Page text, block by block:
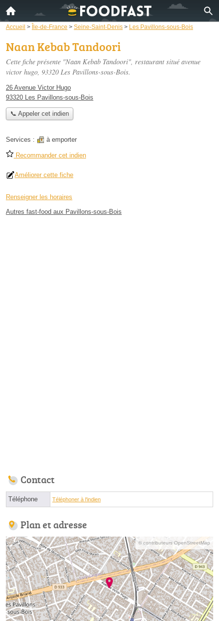
Accueil > Île-de-France > Seine-Saint-Denis > Les Pavillons-sous-Bois
Naan Kebab Tandoori
Cette fiche présente "Naan Kebab Tandoori", restaurant situé avenue
victor hugo, 93320 Les Pavillons-sous-Bois.
26 Avenue Victor Hugo
93320 Les Pavillons-sous-Bois
📞 Appeler cet indien
Services : à emporter
Recommander cet indien
Améliorer cette fiche
Renseigner les horaires
Autres fast-food aux Pavillons-sous-Bois
Contact
Téléphone Téléphoner à l'indien
Plan et adresse
© contributeurs OpenStreetMap